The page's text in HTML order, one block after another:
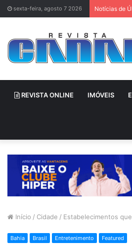
sexta-feira, agosto 7 2026 Notícias de
REVISTA ONLINE IMÓVEIS
Início / Cidade / Estabelecimentos
Bahia Brasil Entretenimento Featured